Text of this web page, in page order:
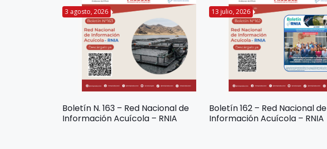
3 agosto, 2026
Boletín N. 163 – Red Nacional de
Información Acuícola – RNIA
13 julio, 2026
Boletín 162 – Red Nacional de
Información Acuícola – RNIA